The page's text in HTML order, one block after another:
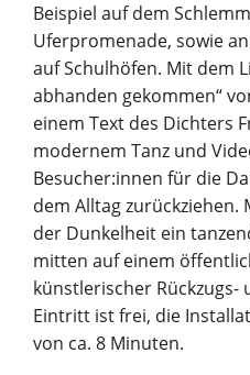
Beispiel auf dem
Uferpromenade, sowie
auf Schulhöfen. Mit dem
abhanden gekommen“
einem Text des Dichters
modernem Tanz und
Besucher:innen für die
dem Alltag
der Dunkelheit ein
mitten auf einem
künstlerischer
Eintritt ist frei, die
von ca. 8 Minuten.